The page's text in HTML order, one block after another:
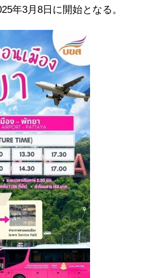
年3月8日に開始となる。